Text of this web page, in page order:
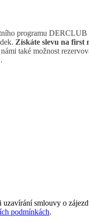
programu
Získáte slevu na first
také možnost
smlouvy o
podmínkách.